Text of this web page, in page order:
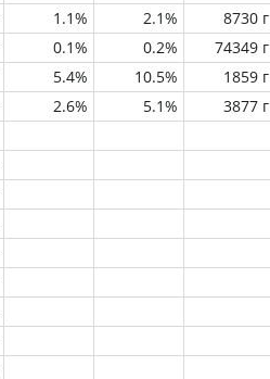
1.1% 2.1%
8730 г
0.1% 0.2%
74349 г
5.4% 10.5%
1859 г
2.6% 5.1% 3877 г